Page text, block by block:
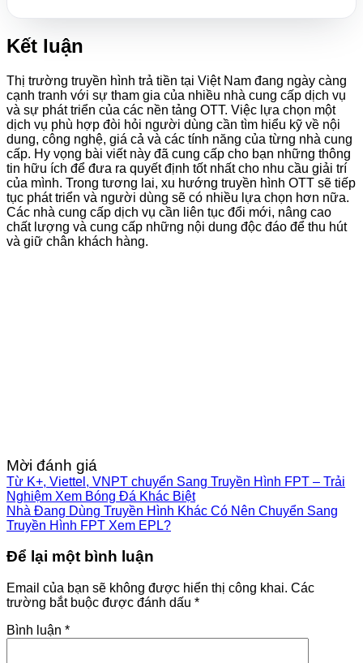
Kết luận
Thị trường truyền hình trả tiền tại Việt Nam đang ngày càng
cạnh tranh với sự tham gia của nhiều nhà cung cấp dịch vụ
và sự phát triển của các nền tảng OTT. Việc lựa chọn một
dịch vụ phù hợp đòi hỏi người dùng cần tìm hiểu kỹ về nội
dung, công nghệ, giá cả và các tính năng của từng nhà cung
cấp. Hy vọng bài viết này đã cung cấp cho bạn những thông
tin hữu ích để đưa ra quyết định tốt nhất cho nhu cầu giải trí
của mình. Trong tương lai, xu hướng truyền hình OTT sẽ tiếp
tục phát triển và người dùng sẽ có nhiều lựa chọn hơn nữa.
Các nhà cung cấp dịch vụ cần liên tục đổi mới, nâng cao
chất lượng và cung cấp những nội dung độc đáo để thu hút
và giữ chân khách hàng.
Mời đánh giá
Từ K+, Viettel, VNPT chuyển Sang Truyền Hình FPT – Trải
Nghiệm Xem Bóng Đá Khác Biệt
Nhà Đang Dùng Truyền Hình Khác Có Nên Chuyển Sang
Truyền Hình FPT Xem EPL?
Để lại một bình luận
Email của bạn sẽ không được hiển thị công khai. Các
trường bắt buộc được đánh dấu *
Bình luận *